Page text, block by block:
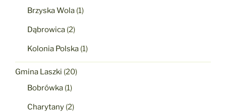
Brzyska Wola (1)
Dąbrowica (2)
Kolonia Polska (1)
Gmina Laszki (20)
Bobrówka (1)
Charytany (2)